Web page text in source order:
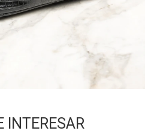
INTERESAR